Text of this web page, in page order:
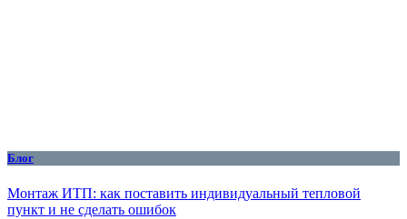
Блог
Монтаж ИТП: как поставить индивидуальный тепловой
пункт и не сделать ошибок